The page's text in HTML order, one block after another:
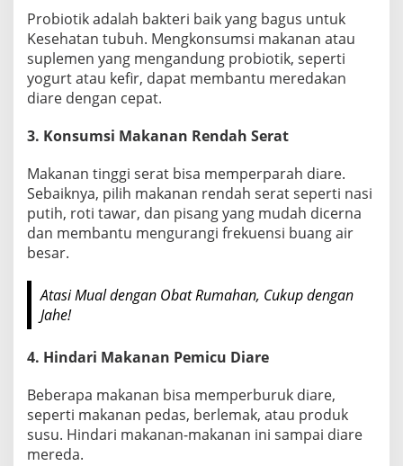
i
b
a
M
y
r
a
n
g
Probiotik adalah bakteri baik yang bagus untuk
Kesehatan tubuh. Mengkonsumsi makanan atau
suplemen yang mengandung probiotik, seperti
yogurt atau kefir, dapat membantu meredakan
diare dengan cepat.
3. Konsumsi Makanan Rendah Serat
Makanan tinggi serat bisa memperparah diare.
Sebaiknya, pilih makanan rendah serat seperti nasi
putih, roti tawar, dan pisang yang mudah dicerna
dan membantu mengurangi frekuensi buang air
besar.
Atasi Mual dengan Obat Rumahan, Cukup dengan
Jahe!
4. Hindari Makanan Pemicu Diare
Beberapa makanan bisa memperburuk diare,
seperti makanan pedas, berlemak, atau produk
susu. Hindari makanan-makanan ini sampai diare
mereda.